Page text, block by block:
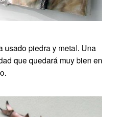
usado piedra y metal. Una
que quedará muy bien en